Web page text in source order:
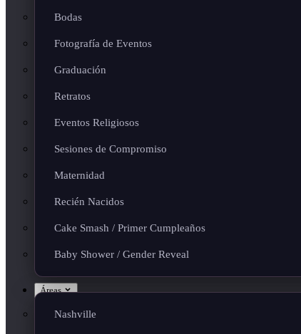
Bodas
Fotografía de Eventos
Graduación
Retratos
Eventos Religiosos
Sesiones de Compromiso
Maternidad
Recién Nacidos
Cake Smash / Primer Cumpleaños
Baby Shower / Gender Reveal
Áreas
Nashville